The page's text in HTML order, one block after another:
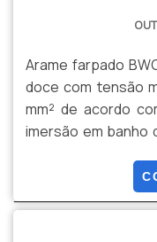
Arame farpado
doce com tensão
mm² de acordo
imersão em banho